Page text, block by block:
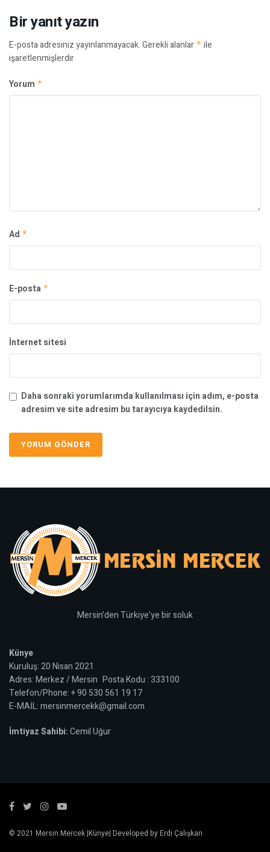
Bir yanıt yazın
E-posta adresiniz yayınlanmayacak.Gerekli alanlar * ile
işaretlenmişlerdir
Yorum *
Ad *
E-posta *
İnternet sitesi
Daha sonraki yorumlarımda kullanılması için adım, e-posta
adresim ve site adresim bu tarayıcıya kaydedilsin.
Mersin'den Türkiye'ye bir soluk
Künye
Kuruluş: 20 Nisan 2021
Adres: Merkez / Mersin Posta Kodu : 333100
Telefon/Phone: + 90 530 561 19 17
E-MAİL: mersinmercekk@gmail.com
İmtiyaz Sahibi:Cemil Uğur
© 2021 Mersin Mercek|Künye| Developed byErdi Çalışkan